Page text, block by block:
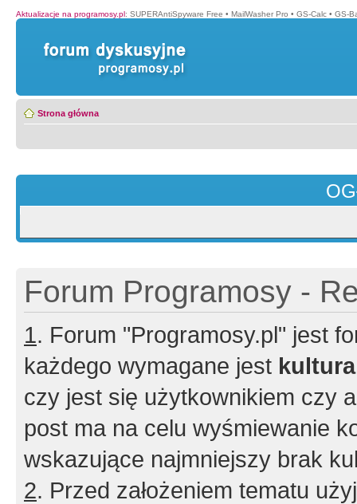
Aktualizacje na programosy.pl: SUPERAntiSpyware Free • MailWasher Pro • GS-Calc • GS-
Strona główna
Forum Programosy -
1. Forum "Programosy.pl" jest
każdego wymagane jest
czy jest się użytkownikiem czy
post ma na celu wyśmiewanie
wskazujące najmniejszy brak
2. Przed założeniem tematu